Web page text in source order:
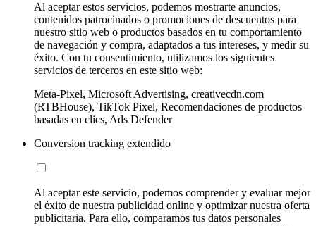
Al aceptar estos servicios, podemos mostrarte anuncios,
contenidos patrocinados o promociones de descuentos para
nuestro sitio web o productos basados en tu comportamiento
de navegación y compra, adaptados a tus intereses, y medir su
éxito. Con tu consentimiento, utilizamos los siguientes
servicios de terceros en este sitio web:
Meta-Pixel, Microsoft Advertising, creativecdn.com
(RTBHouse), TikTok Pixel, Recomendaciones de productos
basadas en clics, Ads Defender
Conversion tracking extendido
Al aceptar este servicio, podemos comprender y evaluar mejor
el éxito de nuestra publicidad online y optimizar nuestra oferta
publicitaria. Para ello, comparamos tus datos personales